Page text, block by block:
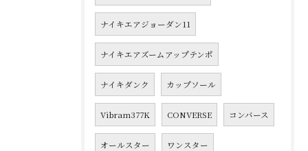
ナイキエアジョーダン11
ナイキエアズームアップテンポ
ナイキダンク カップソール
Vibram377K CONVERSE コンバース
オールスター ワンスター